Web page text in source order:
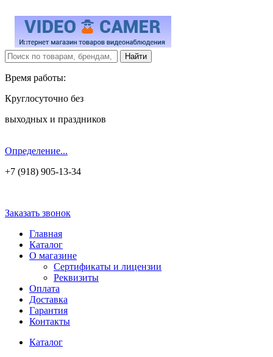
Время работы:
Круглосуточно без
выходных и праздников
Определение...
+7 (918) 905-13-34
Заказать звонок
Главная
Каталог
О магазине
Сертификаты и лицензии
Реквизиты
Оплата
Доставка
Гарантия
Контакты
Каталог